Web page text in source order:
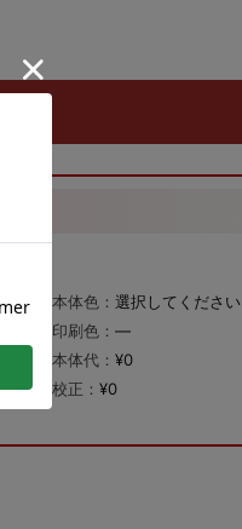
本体色： 選択してください
印刷色： —
本体代： ¥0
校正： ¥0